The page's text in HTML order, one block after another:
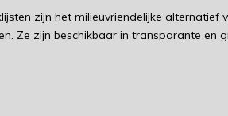
zijn het milieuvriendelijke
Ze zijn beschikbaar in transparante en